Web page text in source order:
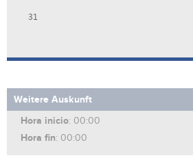
31
Weitere Auskunft
Hora inicio: 00:00
Hora fin: 00:00